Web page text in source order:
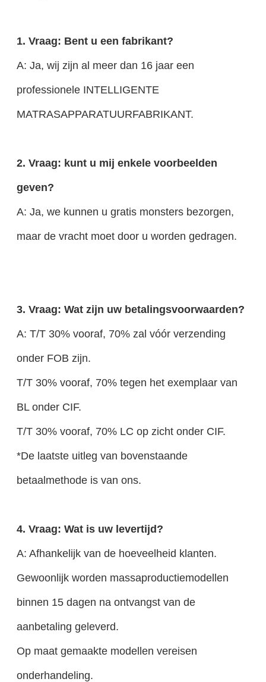
1. Vraag: Bent u een fabrikant?
A: Ja, wij zijn al meer dan 16 jaar een
professionele INTELLIGENTE
MATRASAPPARATUURFABRIKANT.
2. Vraag: kunt u mij enkele voorbeelden
geven?
A: Ja, we kunnen u gratis monsters bezorgen,
maar de vracht moet door u worden gedragen.
3. Vraag: Wat zijn uw betalingsvoorwaarden?
A: T/T 30% vooraf, 70% zal vóór verzending
onder FOB zijn.
T/T 30% vooraf, 70% tegen het exemplaar van
BL onder CIF.
T/T 30% vooraf, 70% LC op zicht onder CIF.
*De laatste uitleg van bovenstaande
betaalmethode is van ons.
4. Vraag: Wat is uw levertijd?
A: Afhankelijk van de hoeveelheid klanten.
Gewoonlijk worden massaproductiemodellen
binnen 15 dagen na ontvangst van de
aanbetaling geleverd.
Op maat gemaakte modellen vereisen
onderhandeling.